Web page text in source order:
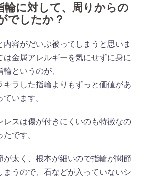
輪に対して、周りからの
でしたか？
内容がだいぶ被ってしまうと思いま
は金属アレルギーを気にせずに身に
というのが、
キラした指輪よりもずっと価値があ
います。
レスは傷が付きにくいのも特徴なの
です。
が太く、根本が細いので指輪が関節
まうので、石などが入っていないシ